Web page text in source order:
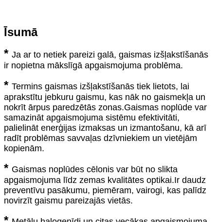
Īsumā
* Ja ar to netiek pareizi galā, gaismas izšļakstīšanās
ir nopietna mākslīgā apgaismojuma problēma.
* Termins gaismas izšļakstīšanās tiek lietots, lai
aprakstītu jebkuru gaismu, kas nāk no gaismekļa un
nokrīt ārpus paredzētās zonas.Gaismas noplūde var
samazināt apgaismojuma sistēmu efektivitāti,
palielināt enerģijas izmaksas un izmantošanu, kā arī
radīt problēmas savvaļas dzīvniekiem un vietējām
kopienām.
* Gaismas noplūdes cēlonis var būt no slikta
apgaismojuma līdz zemas kvalitātes optikai.Ir daudz
preventīvu pasākumu, piemēram, vairogi, kas palīdz
novirzīt gaismu pareizajās vietās.